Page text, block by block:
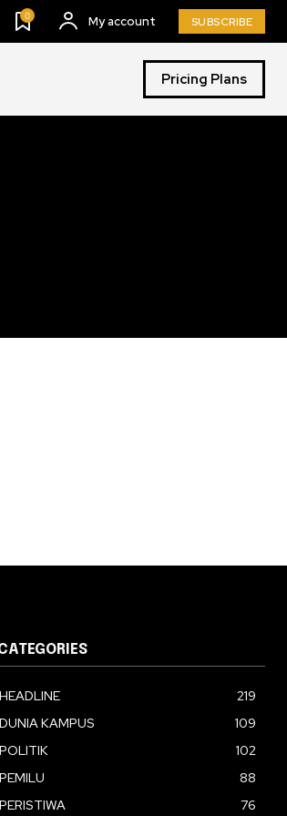
0 My account SUBSCRIBE
Pricing Plans
HEADLINE
219
DUNIA KAMPUS
109
POLITIK
102
PEMILU
88
PERISTIWA
76